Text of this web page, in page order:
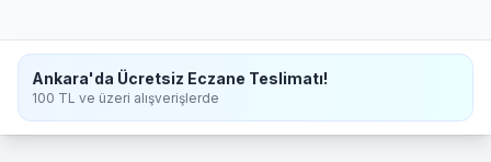
Ankara'da Ücretsiz Eczane Teslimatı!
100 TL ve üzeri alışverişlerde